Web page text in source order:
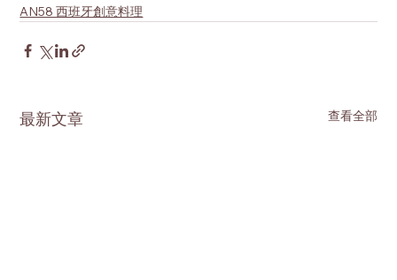
AN58 西班牙創意料理
最新文章 查看全部